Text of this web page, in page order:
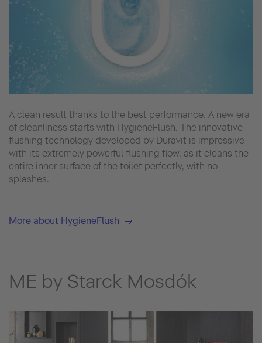
A clean result thanks to the best performance. A new era
of cleanliness starts with HygieneFlush. The innovative
flushing technology developed by Duravit is impressive
with its extremely powerful flushing flow, as it cleans the
entire inner surface of the toilet perfectly, with no
splashes.
More about HygieneFlush
ME by Starck Mosdók